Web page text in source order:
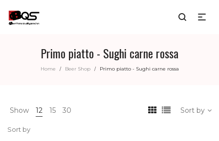
Primo piatto - Sughi carne rossa
Home / Beer Shop / Primo piatto - Sughi carne rossa
Show 12 15 30 Sort by
Sort by